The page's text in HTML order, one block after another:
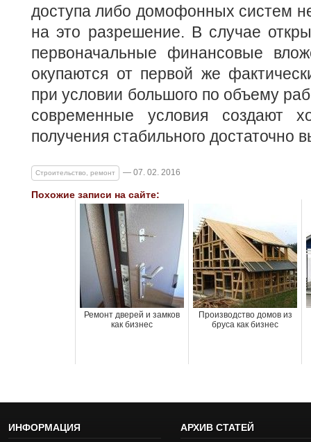
доступа либо домофонных систем
на это разрешение. В случае
первоначальные финансовые
окупаются от первой же
при условии большого по объему
современные условия создают
получения стабильного достаточно
Строительство, ремонт — 07. 02. 2016
Похожие записи на сайте:
Ремонт дверей и замков
как бизнес
Производство домов из
бруса как бизнес
ИНФОРМАЦИЯ АРХИВ СТАТЕЙ